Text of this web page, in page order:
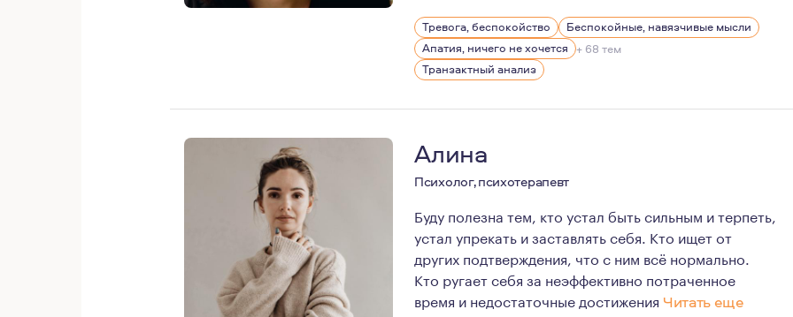
Я люблю изучать новое. Люблю читать книги, только
Тревога, беспокойство
Беспокойные, навязчивые мысли
Апатия, ничего не хочется + 68 тем
Транзактный анализ
Алина
Психолог, психотерапевт
Буду полезна тем, кто устал быть сильным и терпеть,
устал упрекать и заставлять себя. Кто ищет от
других подтверждения, что с ним всё нормально.
Кто ругает себя за неэффективно потраченное
время и недостаточные достижения Читать еще